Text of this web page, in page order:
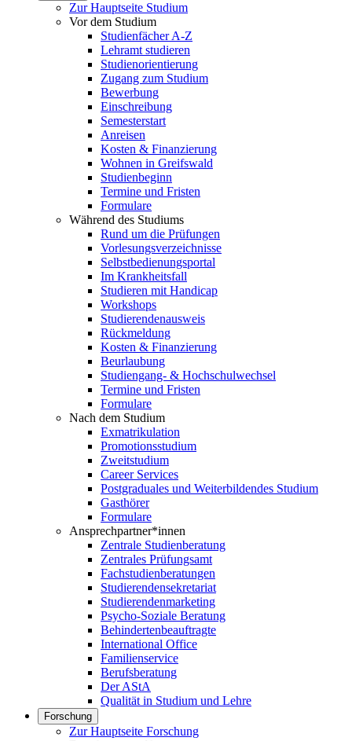
Zur Hauptseite Studium
Vor dem Studium
Studienfächer A-Z
Lehramt studieren
Studienorientierung
Zugang zum Studium
Bewerbung
Einschreibung
Semesterstart
Anreisen
Kosten & Finanzierung
Wohnen in Greifswald
Studienbeginn
Termine und Fristen
Formulare
Während des Studiums
Rund um die Prüfungen
Vorlesungsverzeichnisse
Selbstbedienungsportal
Im Krankheitsfall
Studieren mit Handicap
Workshops
Studierendenausweis
Rückmeldung
Kosten & Finanzierung
Beurlaubung
Studiengang- & Hochschulwechsel
Termine und Fristen
Formulare
Nach dem Studium
Exmatrikulation
Promotionsstudium
Zweitstudium
Career Services
Postgraduales und Weiterbildendes Studium
Gasthörer
Formulare
Ansprechpartner*innen
Zentrale Studienberatung
Zentrales Prüfungsamt
Fachstudienberatungen
Studierendensekretariat
Studierendenmarketing
Psycho-Soziale Beratung
Behindertenbeauftragte
International Office
Familienservice
Berufsberatung
Der AStA
Qualität in Studium und Lehre
Forschung
Zur Hauptseite Forschung